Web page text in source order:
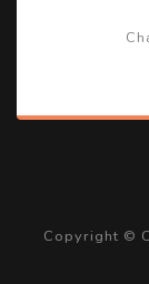
Copyright ©